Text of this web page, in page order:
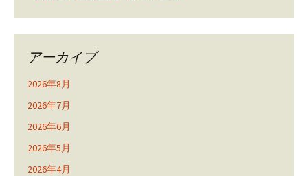
アーカイブ
2026年8月
2026年7月
2026年6月
2026年5月
2026年4月